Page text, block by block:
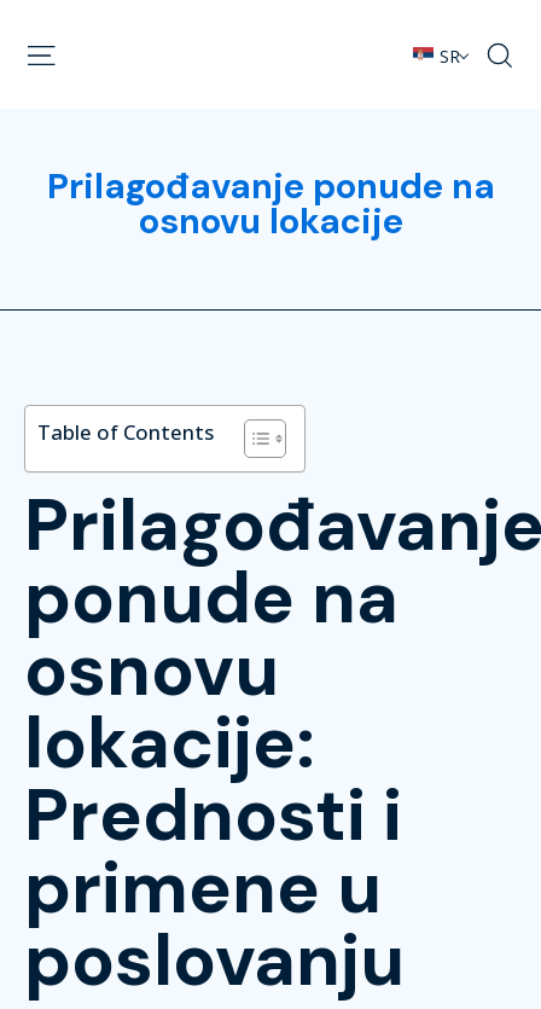
SR
Prilagođavanje ponude na
osnovu lokacije
Table of Contents
ponude na
osnovu
lokacije:
Prednosti i
primene u
poslovanju